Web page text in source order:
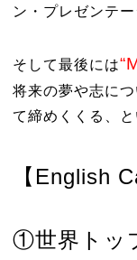
ン・プレゼンテ
そして最後には
将来の夢や志に
て締めくくる、と
【English
①世界トッ